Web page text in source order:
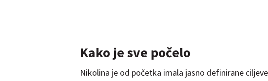
Kako je sve počelo
Nikolina je od početka imala jasno definirane